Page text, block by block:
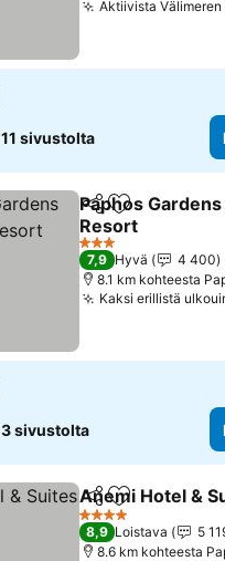
Aktiivista
11 sivustolta
Jaa Lisää
Paphos
Resort
Katso hinnat
3 Tähtiluokitus
7,9 Hyvä
4 400
8.1 km kohteesta
Kaksi erillistä
3 sivustolta
Jaa Lisää
Anemi Hotel &
4 Tähtiluokitus
8,9 Loistava
5
8.6 km kohteesta